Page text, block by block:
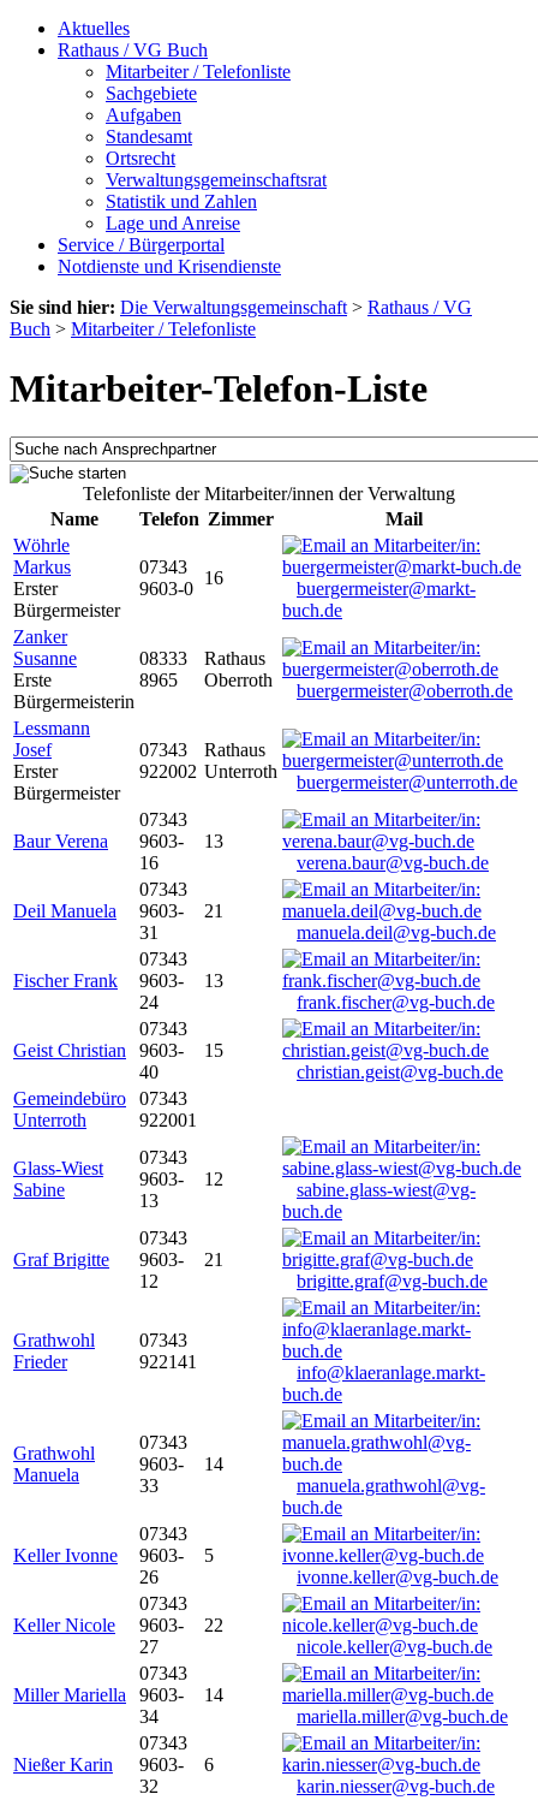
Aktuelles
Rathaus / VG Buch
Mitarbeiter / Telefonliste
Sachgebiete
Aufgaben
Standesamt
Ortsrecht
Verwaltungsgemeinschaftsrat
Statistik und Zahlen
Lage und Anreise
Service / Bürgerportal
Notdienste und Krisendienste
Sie sind hier: Die Verwaltungsgemeinschaft > Rathaus / VG
Buch > Mitarbeiter / Telefonliste
Mitarbeiter-Telefon-Liste
Telefonliste der Mitarbeiter/innen der Verwaltung
Name
Telefon Zimmer
Mail
Wöhrle
Markus
Erster
Bürgermeister
07343
9603-0
16
buergermeister@markt-
buch.de
Zanker
Susanne
Erste
Bürgermeisterin
08333
8965
Rathaus
Oberroth
buergermeister@oberroth.de
Lessmann
Josef
Erster
Bürgermeister
07343
922002
Rathaus
Unterroth
buergermeister@unterroth.de
Baur Verena
07343
9603-
16
13
verena.baur@vg-buch.de
Deil Manuela
07343
9603-
31
21
manuela.deil@vg-buch.de
Fischer Frank
07343
9603-
24
13
frank.fischer@vg-buch.de
Geist Christian
07343
9603-
40
15
christian.geist@vg-buch.de
Gemeindebüro
Unterroth
07343
922001
Glass-Wiest
Sabine
07343
9603-
13
12
sabine.glass-wiest@vg-
buch.de
Graf Brigitte
07343
9603-
12
21
brigitte.graf@vg-buch.de
Grathwohl
Frieder
07343
922141
info@klaeranlage.markt-
buch.de
Grathwohl
Manuela
07343
9603-
33
14
manuela.grathwohl@vg-
buch.de
Keller Ivonne
07343
9603-
26
5
ivonne.keller@vg-buch.de
Keller Nicole
07343
9603-
27
22
nicole.keller@vg-buch.de
Miller Mariella
07343
9603-
34
14
mariella.miller@vg-buch.de
Nießer Karin
07343
9603-
32
6
karin.niesser@vg-buch.de